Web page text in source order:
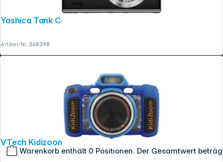
Warenkorb enthält 0 Positionen. Der Gesamtwert
Artikel-Nr.:268398